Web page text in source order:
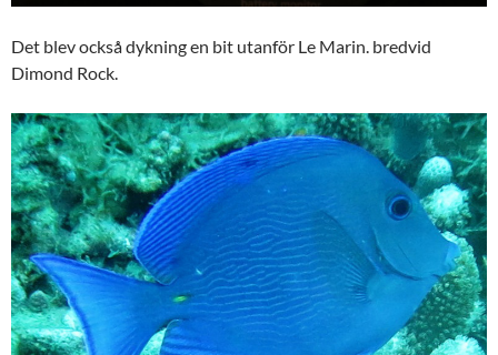
Det blev också dykning en bit utanför Le Marin. bredvid
Dimond Rock.